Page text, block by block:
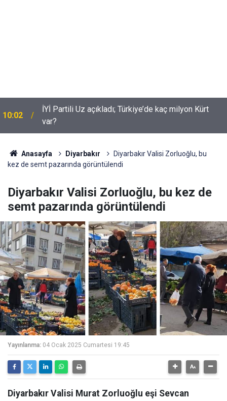
10:02
var?
09:54
Suça sürüklenen çocuklar için yeni düzenleme
neleri kapsiyor?
Anasayfa Diyarbakır
Diyarbakır Valisi Zorluoğlu, bu
kez de semt pazarında görüntülendi
Diyarbakır Valisi Zorluoğlu, bu kez de
semt pazarında görüntülendi
Yayınlanma: 04 Ocak 2025 Cumartesi 19:45
Diyarbakır Valisi Murat Zorluoğlu eşi Sevcan